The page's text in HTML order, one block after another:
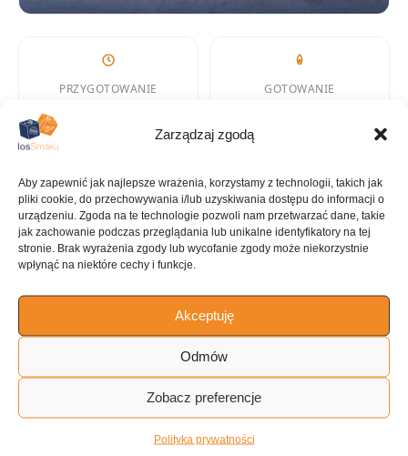
Zarządzaj zgodą
Aby zapewnić jak najlepsze wrażenia, korzystamy z technologii, takich jak
pliki cookie, do przechowywania i/lub uzyskiwania dostępu do informacji o
urządzeniu. Zgoda na te technologie pozwoli nam przetwarzać dane, takie
jak zachowanie podczas przeglądania lub unikalne identyfikatory na tej
stronie. Brak wyrażenia zgody lub wycofanie zgody może niekorzystnie
wpłynąć na niektóre cechy i funkcje.
Akceptuję
Odmów
Zobacz preferencje
Polityka prywatności
PRZYGOTOWANIE GOTOWANIE
KALORIE
226 kcal
KATEGORIA
Deser
KUCHNIA
Desery
ILOŚĆ PORCJI